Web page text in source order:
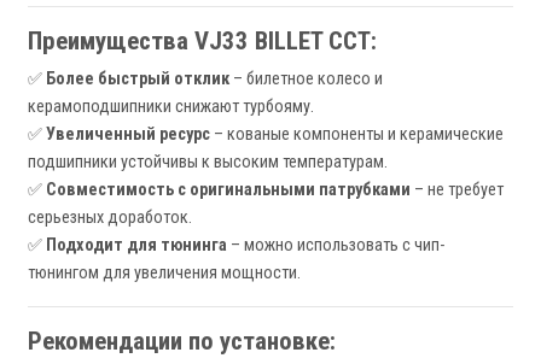
Преимущества VJ33 BILLET CCT:
✅ Более быстрый отклик – билетное колесо и
керамоподшипники снижают турбояму.
✅Увеличенный ресурс – кованые компоненты и керамические
подшипники устойчивы к высоким температурам.
✅ Совместимость с оригинальными патрубками – не требует
серьезных доработок.
✅ Подходит для тюнинга – можно использовать с чип-
тюнингом для увеличения мощности.
Рекомендации по установке: